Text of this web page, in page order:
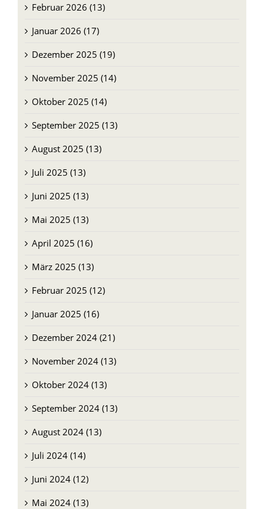
Februar 2026 (13)
Januar 2026 (17)
Dezember 2025 (19)
November 2025 (14)
Oktober 2025 (14)
September 2025 (13)
August 2025 (13)
Juli 2025 (13)
Juni 2025 (13)
Mai 2025 (13)
April 2025 (16)
März 2025 (13)
Februar 2025 (12)
Januar 2025 (16)
Dezember 2024 (21)
November 2024 (13)
Oktober 2024 (13)
September 2024 (13)
August 2024 (13)
Juli 2024 (14)
Juni 2024 (12)
Mai 2024 (13)